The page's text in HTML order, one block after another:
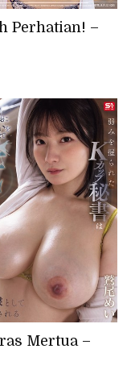
Perhatian! –
Mertua –